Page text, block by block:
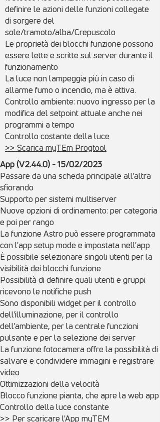
definire le azioni delle funzioni collegate
di sorgere del
sole/tramoto/alba/Crepuscolo
Le proprietà dei blocchi funzione possono
essere lette e scritte sul server durante il
funzionamento
La luce non lampeggia più in caso di
allarme fumo o incendio, ma è attiva.
Controllo ambiente: nuovo ingresso per la
modifica del setpoint attuale anche nei
programmi a tempo
Controllo costante della luce
>> Scarica myTEm Progtool
App (V2.44.0) - 15/02/2023
Passare da una scheda principale all'altra
sfiorando
Supporto per sistemi multiserver
Nuove opzioni di ordinamento: per categoria
e poi per rango
La funzione Astro può essere programmata
con l'app setup mode e impostata nell'app
È possibile selezionare singoli utenti per la
visibilità dei blocchi funzione
Possibilità di definire quali utenti e gruppi
ricevono le notifiche push
Sono disponibili widget per il controllo
dell'illuminazione, per il controllo
dell'ambiente, per la centrale funczioni
pulsante e per la selezione dei server
La funzione fotocamera offre la possibilità di
salvare e condividere immagini e registrare
video
Ottimizzazioni della velocità
Blocco funzione pianta, che apre la web app
Controllo della luce constante
>> Per scaricare l'App myTEM